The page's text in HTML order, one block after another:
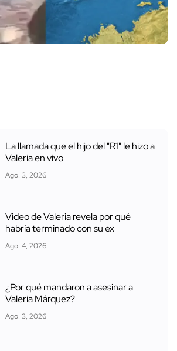
La llamada que el hijo del "R1" le hizo a
Valeria en vivo
Ago. 3, 2026
Video de Valeria revela por qué
habría terminado con su ex
Ago. 4, 2026
¿Por qué mandaron a asesinar a
Valeria Márquez?
Ago. 3, 2026